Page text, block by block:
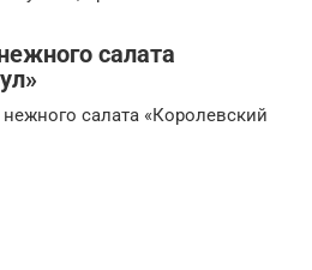
салата
салата «Королевский